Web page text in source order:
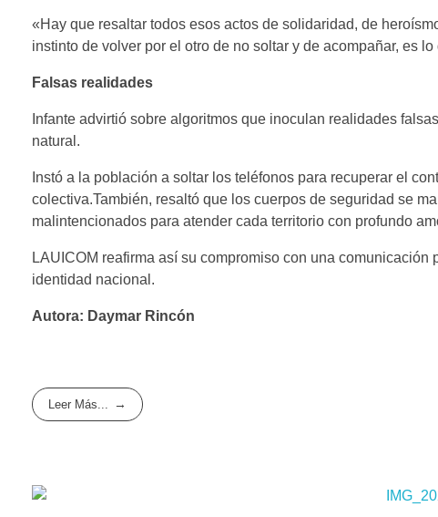
«Hay que resaltar todos esos actos de solidaridad, de
instinto de volver por el otro de no soltar y de acompañar, es
Falsas realidades
Infante advirtió sobre algoritmos que inoculan realidades
natural.
Instó a la población a soltar los teléfonos para recuperar el
colectiva.También, resaltó que los cuerpos de seguridad se
malintencionados para atender cada territorio con profundo
LAUICOM reafirma así su compromiso con una
identidad nacional.
Autora: Daymar Rincón
Leer Más...